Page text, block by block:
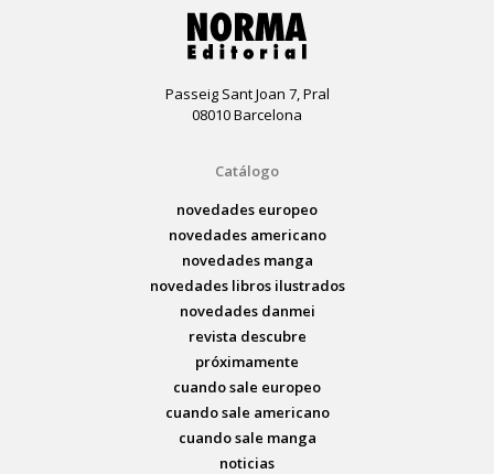
Passeig Sant Joan 7, Pral
08010 Barcelona
Catálogo
novedades europeo
novedades americano
novedades manga
novedades libros ilustrados
novedades danmei
revista descubre
próximamente
cuando sale europeo
cuando sale americano
cuando sale manga
noticias